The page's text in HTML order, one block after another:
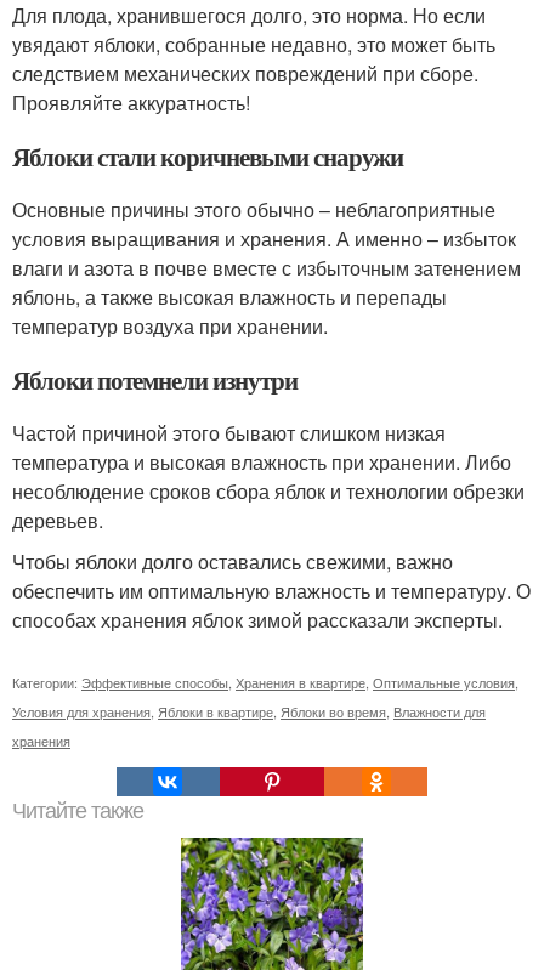
Для плода, хранившегося долго, это норма. Но если
увядают яблоки, собранные недавно, это может быть
следствием механических повреждений при сборе.
Проявляйте аккуратность!
Яблоки стали коричневыми снаружи
Основные причины этого обычно – неблагоприятные
условия выращивания и хранения. А именно – избыток
влаги и азота в почве вместе с избыточным затенением
яблонь, а также высокая влажность и перепады
температур воздуха при хранении.
Яблоки потемнели изнутри
Частой причиной этого бывают слишком низкая
температура и высокая влажность при хранении. Либо
несоблюдение сроков сбора яблок и технологии обрезки
деревьев.
Чтобы яблоки долго оставались свежими, важно
обеспечить им оптимальную влажность и температуру. О
способах хранения яблок зимой рассказали эксперты.
Категории: Эффективные способы, Хранения в квартире, Оптимальные условия,
Условия для хранения, Яблоки в квартире, Яблоки во время, Влажности для
хранения
Читайте также